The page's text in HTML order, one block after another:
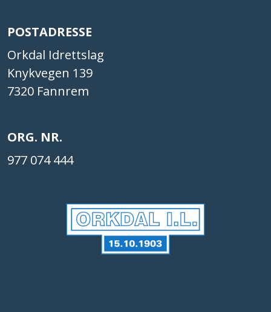
POSTADRESSE
Orkdal Idrettslag
Knykvegen 139
7320 Fannrem
ORG. NR.
977 074 444